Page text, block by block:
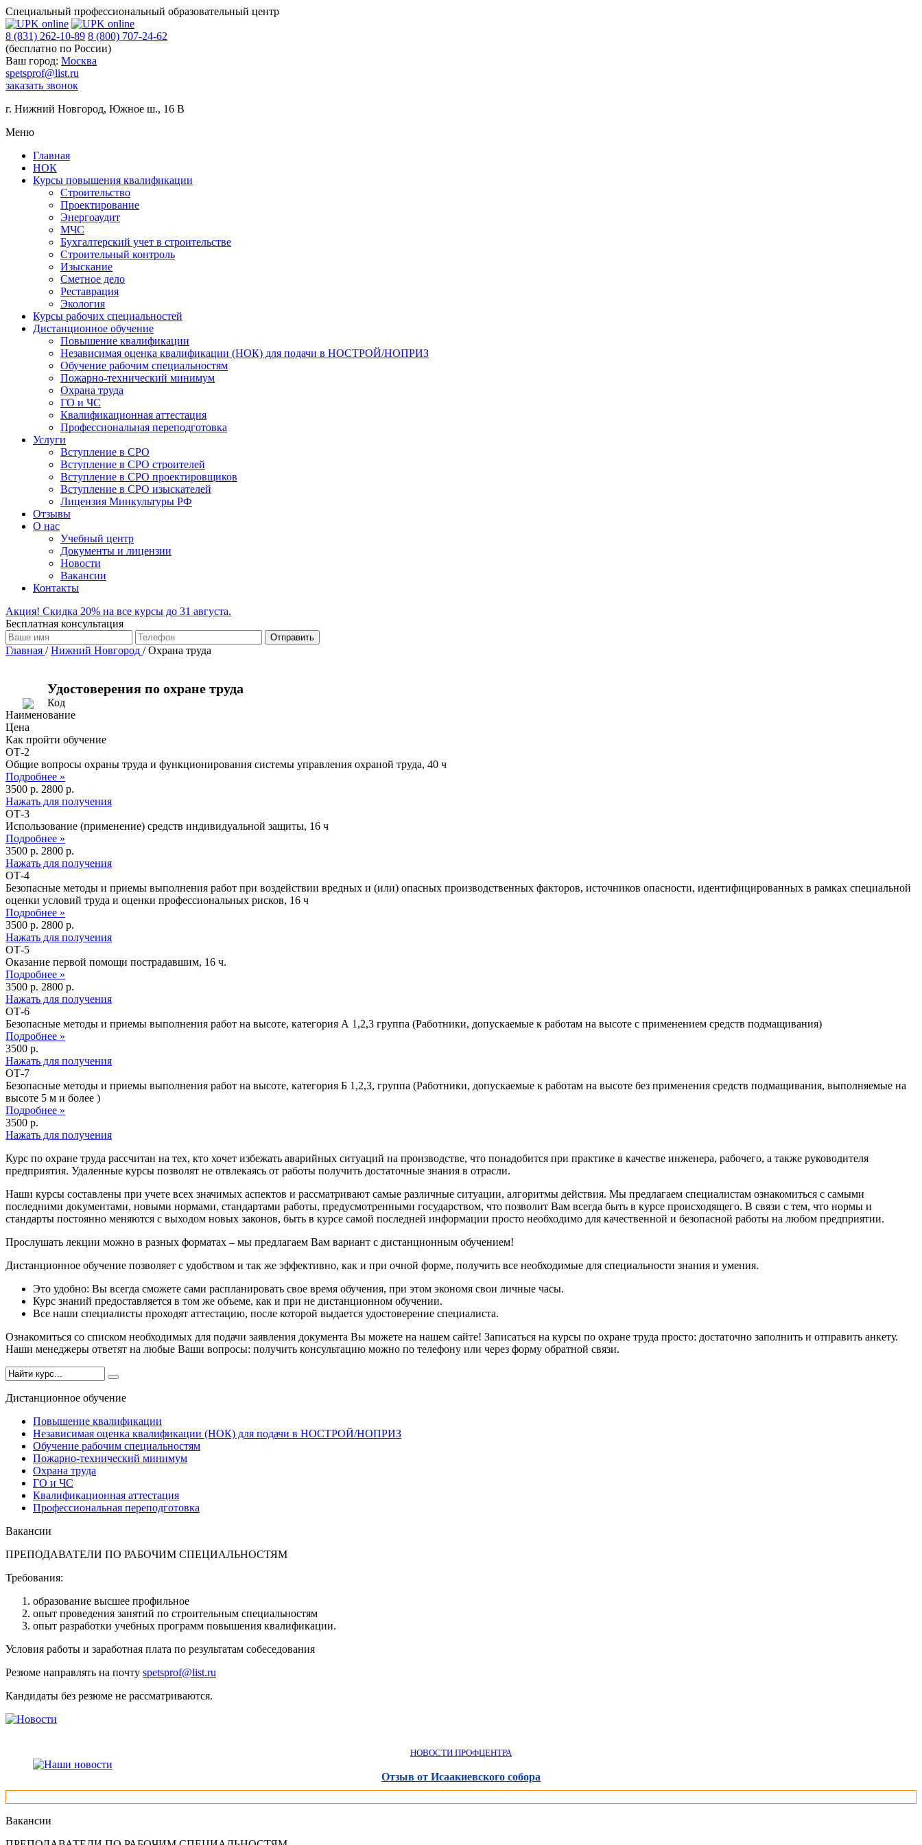
Специальный профессиональный образовательный центр
8 (831) 262-10-89 8 (800) 707-24-62
(бесплатно по России)
Ваш город: Москва
spetsprof@list.ru
заказать звонок
г. Нижний Новгород, Южное ш., 16 В
Меню
Главная
НОК
Курсы повышения квалификации
Строительство
Проектирование
Энергоаудит
МЧС
Бухгалтерский учет в строительстве
Строительный контроль
Изыскание
Сметное дело
Реставрация
Экология
Курсы рабочих специальностей
Дистанционное обучение
Повышение квалификации
Независимая оценка квалификации (НОК) для подачи в НОСТРОЙ/НОПРИЗ
Обучение рабочим специальностям
Пожарно-технический минимум
Охрана труда
ГO и ЧС
Квалификационная аттестация
Профессиональная переподготовка
Услуги
Вступление в СРО
Вступление в СРО строителей
Вступление в СРО проектировщиков
Вступление в СРО изыскателей
Лицензия Минкультуры РФ
Отзывы
О нас
Учебный центр
Документы и лицензии
Новости
Вакансии
Контакты
Акция! Скидка 20% на все курсы до 31 августа.
Бесплатная консультация
Отправить
Главная /Нижний Новгород /Охрана труда
Удостоверения по охране труда
Код
Наименование
Цена
Как пройти обучение
ОТ-2
Общие вопросы охраны труда и функционирования системы управления охраной труда, 40 ч
Подробнее »
3500 p. 2800 p.
Нажать для получения
ОТ-3
Использование (применение) средств индивидуальной защиты, 16 ч
Подробнее »
3500 p. 2800 p.
Нажать для получения
ОТ-4
Безопасные методы и приемы выполнения работ при воздействии вредных и (или) опасных производственных факторов, источников опасности, идентифицированных в рамках специальной
оценки условий труда и оценки профессиональных рисков, 16 ч
Подробнее »
3500 p. 2800 p.
Нажать для получения
ОТ-5
Оказание первой помощи пострадавшим, 16 ч.
Подробнее »
3500 p. 2800 p.
Нажать для получения
ОТ-6
Безопасные методы и приемы выполнения работ на высоте, категория А 1,2,3 группа (Работники, допускаемые к работам на высоте с применением средств подмащивания)
Подробнее »
3500 p.
Нажать для получения
ОТ-7
Безопасные методы и приемы выполнения работ на высоте, категория Б 1,2,3, группа (Работники, допускаемые к работам на высоте без применения средств подмащивания, выполняемые на
высоте 5 м и более )
Подробнее »
3500 p.
Нажать для получения
Курс по охране труда рассчитан на тех, кто хочет избежать аварийных ситуаций на производстве, что понадобится при практике в качестве инженера, рабочего, а также руководителя
предприятия. Удаленные курсы позволят не отвлекаясь от работы получить достаточные знания в отрасли.
Наши курсы составлены при учете всех значимых аспектов и рассматривают самые различные ситуации, алгоритмы действия. Мы предлагаем специалистам ознакомиться с самыми
последними документами, новыми нормами, стандартами работы, предусмотренными государством, что позволит Вам всегда быть в курсе происходящего. В связи с тем, что нормы и
стандарты постоянно меняются с выходом новых законов, быть в курсе самой последней информации просто необходимо для качественной и безопасной работы на любом предприятии.
Прослушать лекции можно в разных форматах – мы предлагаем Вам вариант с дистанционным обучением!
Дистанционное обучение позволяет с удобством и так же эффективно, как и при очной форме, получить все необходимые для специальности знания и умения.
Это удобно: Вы всегда сможете сами распланировать свое время обучения, при этом экономя свои личные часы.
Курс знаний предоставляется в том же объеме, как и при не дистанционном обучении.
Все наши специалисты проходят аттестацию, после которой выдается удостоверение специалиста.
Ознакомиться со списком необходимых для подачи заявления документа Вы можете на нашем сайте! Записаться на курсы по охране труда просто: достаточно заполнить и отправить анкету.
Наши менеджеры ответят на любые Ваши вопросы: получить консультацию можно по телефону или через форму обратной связи.
Дистанционное обучение
Повышение квалификации
Независимая оценка квалификации (НОК) для подачи в НОСТРОЙ/НОПРИЗ
Обучение рабочим специальностям
Пожарно-технический минимум
Охрана труда
ГO и ЧС
Квалификационная аттестация
Профессиональная переподготовка
Вакансии
ПРЕПОДАВАТЕЛИ ПО РАБОЧИМ СПЕЦИАЛЬНОСТЯМ
Требования:
образование высшее профильное
опыт проведения занятий по строительным специальностям
опыт разработки учебных программ повышения квалификации.
Условия работы и заработная плата по результатам собеседования
Резюме направлять на почту spetsprof@list.ru
Кандидаты без резюме не рассматриваются.
НОВОСТИ ПРОФЦЕНТРА
Отзыв от Исаакиевского собора
Вакансии